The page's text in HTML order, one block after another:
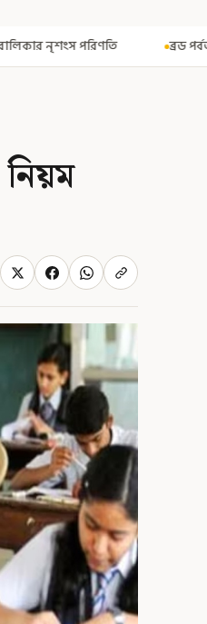
ব্রড পর্বতশৃঙ্গে তুষারধসে মৃত নির্মল
নিয়ম